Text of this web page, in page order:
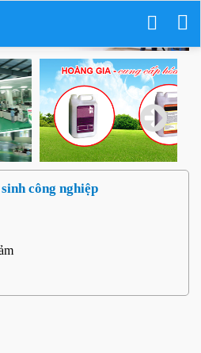
công nghiệp